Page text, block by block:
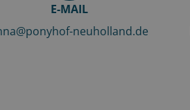
E-MAIL
neuholland.de